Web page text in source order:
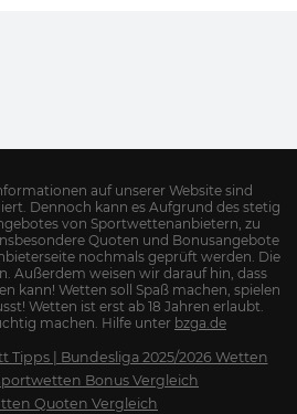
auf unserer Website sind
Dennoch kann es Aufgrund des stetig
von Sportwettenanbietern, zu
Quoten und Bonusangebote
nochmals geprüft werden. Die
Außerdem weisen wir darauf hin, dass
kann! Wetten soll Spaß machen, spielen
Wetten ist erst ab 18 Jahren erlaubt.
machen. Hilfe unter bzga.de
Tipps | Bundesliga 2025/2026 Wetten
Bonus Vergleich
Quoten Vergleich